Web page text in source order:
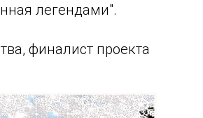
легендами".
финалист проекта